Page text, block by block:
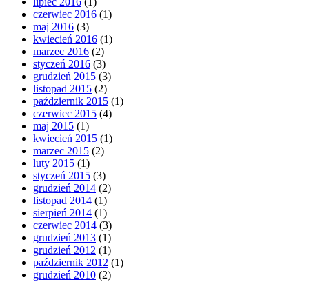
czerwiec 2016 (1)
maj 2016 (3)
kwiecień 2016 (1)
marzec 2016 (2)
styczeń 2016 (3)
grudzień 2015 (3)
listopad 2015 (2)
październik 2015 (1)
czerwiec 2015 (4)
maj 2015 (1)
kwiecień 2015 (1)
marzec 2015 (2)
luty 2015 (1)
styczeń 2015 (3)
grudzień 2014 (2)
listopad 2014 (1)
sierpień 2014 (1)
czerwiec 2014 (3)
grudzień 2013 (1)
grudzień 2012 (1)
październik 2012 (1)
grudzień 2010 (2)